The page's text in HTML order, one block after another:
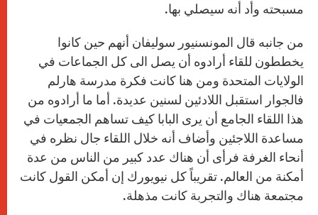
مسبحته وأد أنه سيصلي بها.
من جانبه قال المونسنيور سوليفان أنهم حين كانوا
يخططون للقاء أرادوه أن يصل الى كل الجماعات في
الولايات المتحدة ومن هنا كانت فكرة مدرسة هارلم
فالجوار استقبل اللادئين لسنين عديدة. أما ما أرادوه من
هذا اللقاء الجامع أن يرى البابا كيف تساهم الجمعيات في
مساعدة اللاجئين وأضاف أنه خلال اللقاء جال نظره في
أنحاء الغرفة فرأى أن هناك عدد كبير من الناس من عدة
أمكنة من العالم. تقريباً كل نيويورك إن أمكن القول كانت
مجتمعة هناك والتجربة كانت مذهلة.